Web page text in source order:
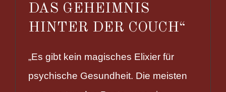
DAS GEHEIMNIS
HINTER DER COUCH“
„Es gibt kein magisches Elixier für
psychische Gesundheit. Die meisten